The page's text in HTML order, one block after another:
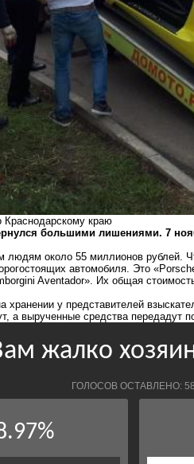
краю
большими лишениями. 7
людям около 55 миллионов рублей.
автомобиля. Это
Aventador». Их общая
хранении у представителей
а вырученные средства передадут